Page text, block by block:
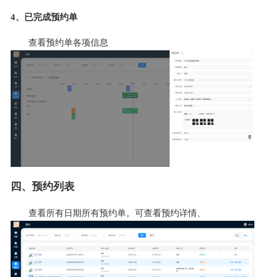
4、已完成预约单
查看预约单各项信息
四、预约列表
查看所有日期所有预约单。可查看预约详情、